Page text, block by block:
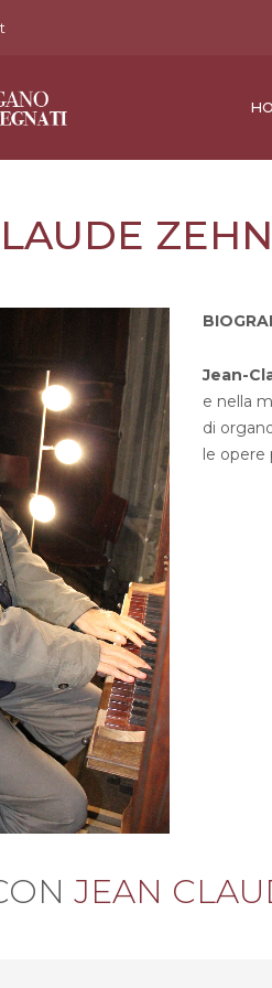
Jean-
e nella
di
le opere
JEAN